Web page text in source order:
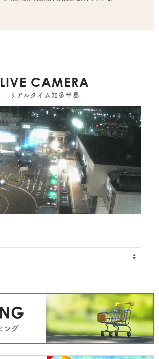
LIVE CAMERA
リアルタイム知多半島